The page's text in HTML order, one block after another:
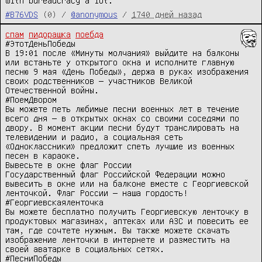
#B76VDS
(0) / @anonymous / 1740 дней назад
спам пидорашка
поебда
#ЭтотДеньПобеды
В 19:01 после «Минуты молчания» выйдите на балконы
или встаньте у открытого окна и исполните главную
песню 9 мая «День Победы», держа в руках изображения
своих родственников — участников Великой
Отечественной войны.
#ПоемДвором
Вы можете петь любимые песни военных лет в течение
всего дня — в открытых окнах со своими соседями по
двору. В момент акции песни будут транслировать на
телевидении и радио, а социальная сеть
«Одноклассники» предложит спеть лучшие из военных
песен в караоке.
Вывесьте в окне флаг России
Государственный флаг Российской Федерации можно
вывесить в окне или на балконе вместе с Георгиевской
ленточкой. Флаг России — наша гордость!
#Георгиевскаяленточка
Вы можете бесплатно получить Георгиевскую ленточку в
продуктовых магазинах, аптеках или АЗС и повесить ее
там, где сочтете нужным. Вы также можете скачать
изображение ленточки в интернете и разместить на
своей аватарке в социальных сетях.
#ПесниПобеды